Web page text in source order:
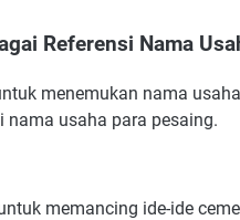
Referensi Nama
menemukan nama
nama usaha para pesaing.
memancing ide-ide